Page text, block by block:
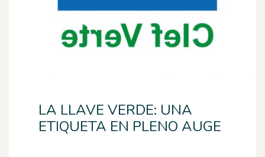
LA LLAVE VERDE: UNA
ETIQUETA EN PLENO AUGE